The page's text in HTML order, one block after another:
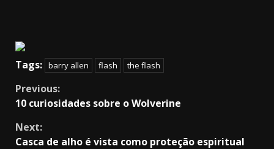
Tags: barry allen flash the flash
Continue
Previous:
10 curiosidades sobre o Wolverine
Next:
Casca de alho é vista como proteção espiritual